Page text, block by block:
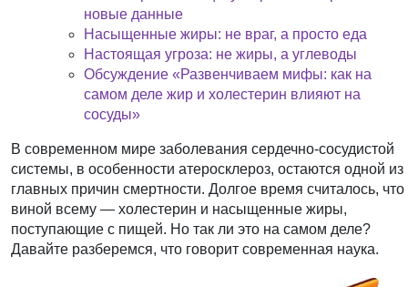
новые данные
Насыщенные жиры: не враг, а просто еда
Настоящая угроза: не жиры, а углеводы
Обсуждение «Развенчиваем мифы: как на
самом деле жир и холестерин влияют на
сосуды»
В современном мире заболевания сердечно-сосудистой
системы, в особенности атеросклероз, остаются одной из
главных причин смертности. Долгое время считалось, что
виной всему — холестерин и насыщенные жиры,
поступающие с пищей. Но так ли это на самом деле?
Давайте разберемся, что говорит современная наука.